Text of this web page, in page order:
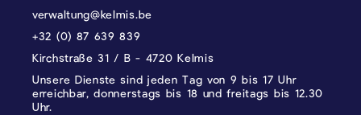
verwaltung@kelmis.be
+32 (0) 87 639 839
Kirchstraße 31 / B - 4720 Kelmis
Unsere Dienste sind jeden Tag von 9 bis 17 Uhr
erreichbar, donnerstags bis 18 und freitags bis 12.30
Uhr.